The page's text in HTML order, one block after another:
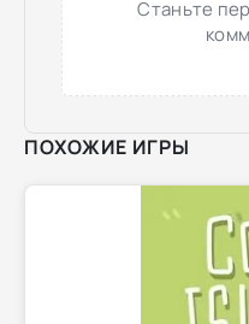
Станьте
ПОХОЖИЕ ИГРЫ